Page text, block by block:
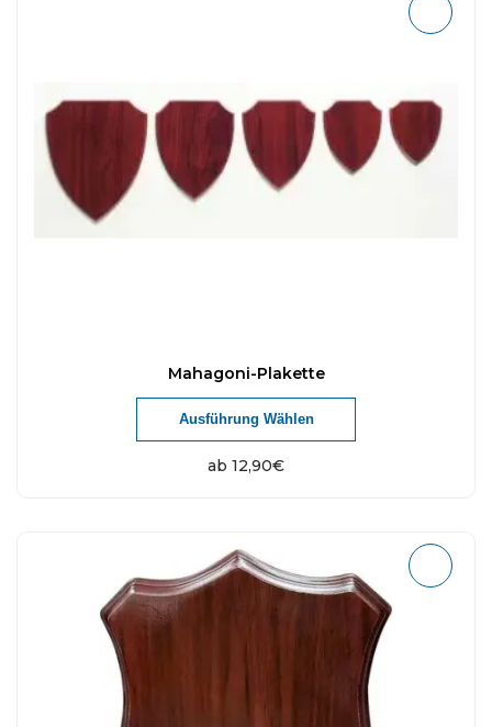
Mahagoni-Plakette
ab 12,90€
Ausführung Wählen